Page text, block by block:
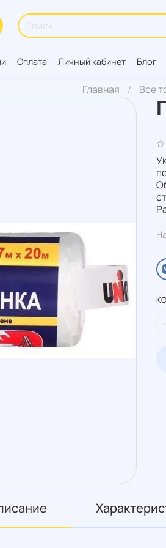
Оплата Личный кабинет Блог
Главная Все